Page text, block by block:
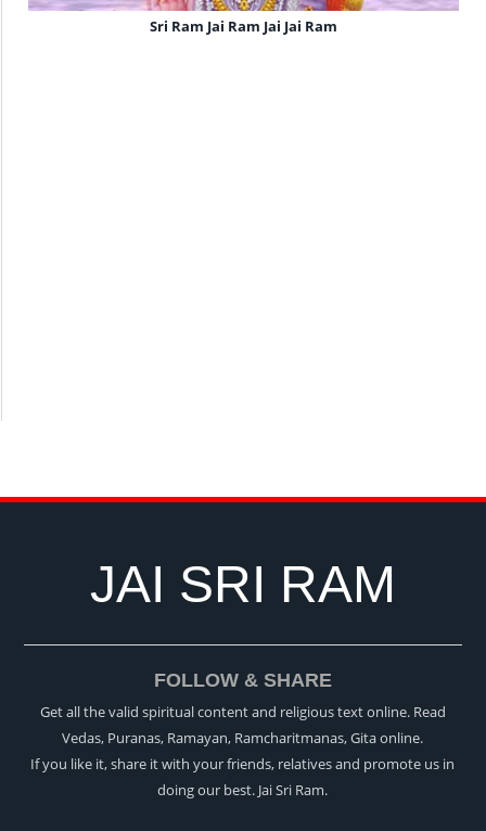
Sri Ram Jai Ram Jai Jai Ram
JAI SRI RAM
FOLLOW & SHARE
Get all the valid spiritual content and religious text online. Read
Vedas, Puranas, Ramayan, Ramcharitmanas, Gita online.
If you like it, share it with your friends, relatives and promote us in
doing our best. Jai Sri Ram.